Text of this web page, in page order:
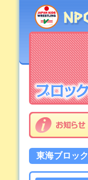
東海ブロック